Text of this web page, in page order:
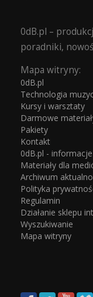
0dB.pl –
poradniki,
Mapa witryny:
0dB.pl
Technologia
Kursy i warsztaty
Darmowe
Pakiety
Kontakt
0dB.pl - informacje
Materiały dla
Archiwum
Polityka
Regulamin
Działanie sklepu
Wyszukiwanie
Mapa witryny